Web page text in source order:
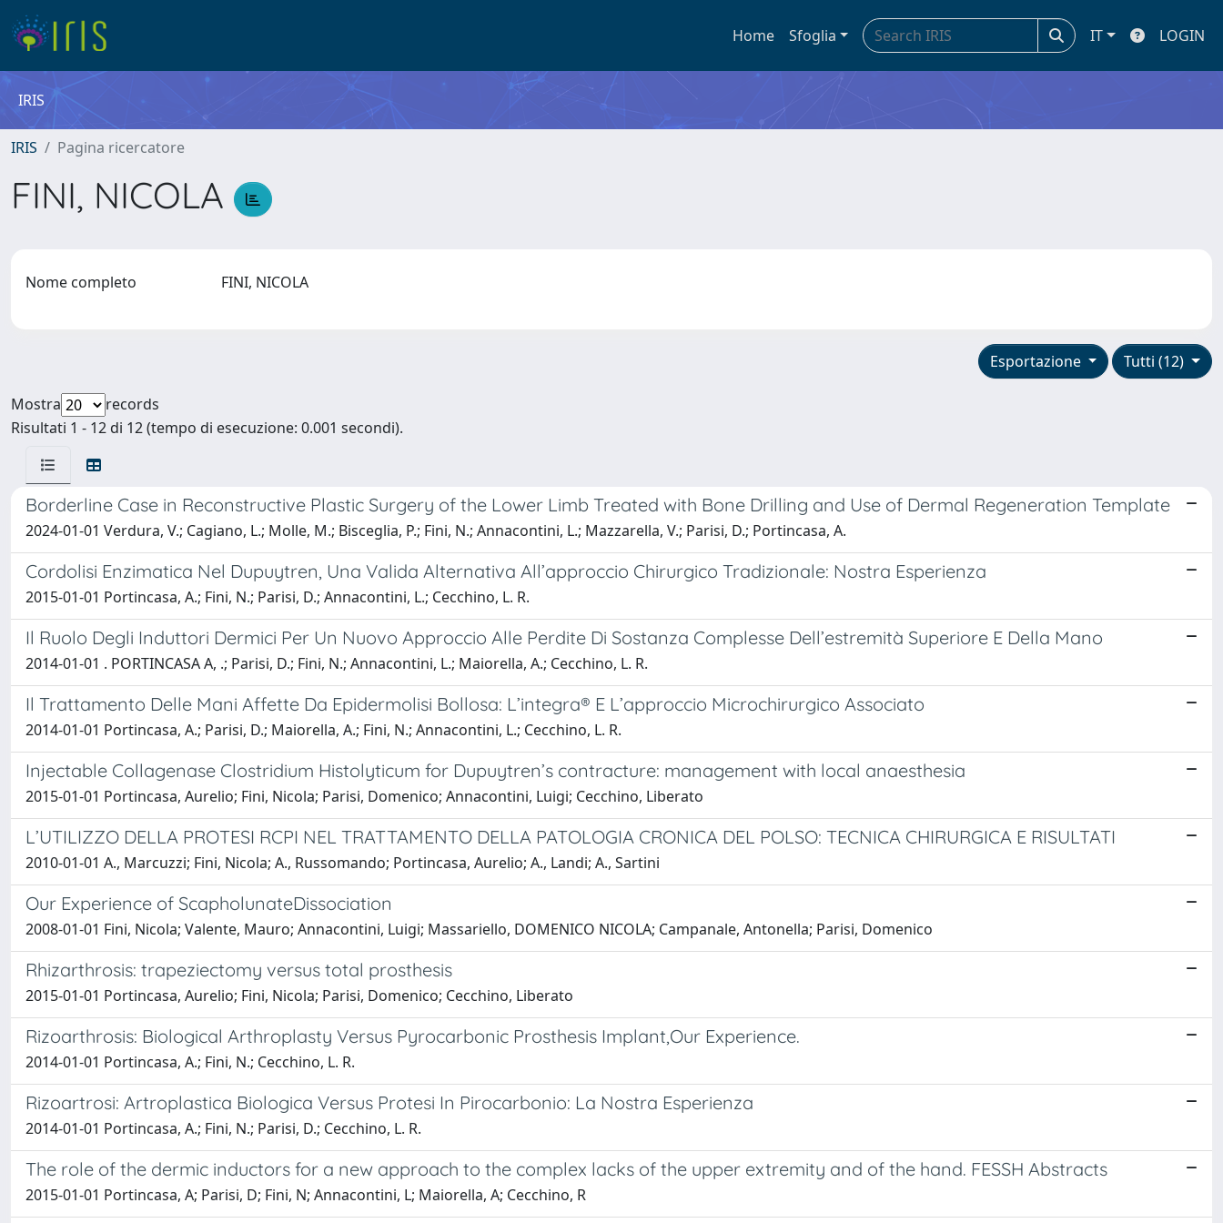
Home Sfoglia IT LOGIN
IRIS
IRIS Pagina ricercatore
FINI, NICOLA
Nome completo FINI, NICOLA
Tutti (12)
Esportazione
Mostra
records
Risultati 1 - 12 di 12 (tempo di esecuzione: 0.001 secondi).
Borderline Case in Reconstructive Plastic Surgery of the Lower Limb Treated with Bone Drilling and Use of Dermal Regeneration Template
2024-01-01 Verdura, V.; Cagiano, L.; Molle, M.; Bisceglia, P.; Fini, N.; Annacontini, L.; Mazzarella, V.; Parisi, D.; Portincasa, A.
Cordolisi Enzimatica Nel Dupuytren, Una Valida Alternativa All’approccio Chirurgico Tradizionale: Nostra Esperienza
2015-01-01 Portincasa, A.; Fini, N.; Parisi, D.; Annacontini, L.; Cecchino, L. R.
Il Ruolo Degli Induttori Dermici Per Un Nuovo Approccio Alle Perdite Di Sostanza Complesse Dell’estremità Superiore E Della Mano
2014-01-01 . PORTINCASA A, .; Parisi, D.; Fini, N.; Annacontini, L.; Maiorella, A.; Cecchino, L. R.
Il Trattamento Delle Mani Affette Da Epidermolisi Bollosa: L’integra® E L’approccio Microchirurgico Associato
2014-01-01 Portincasa, A.; Parisi, D.; Maiorella, A.; Fini, N.; Annacontini, L.; Cecchino, L. R.
Injectable Collagenase Clostridium Histolyticum for Dupuytren’s contracture: management with local anaesthesia
2015-01-01 Portincasa, Aurelio; Fini, Nicola; Parisi, Domenico; Annacontini, Luigi; Cecchino, Liberato
L’UTILIZZO DELLA PROTESI RCPI NEL TRATTAMENTO DELLA PATOLOGIA CRONICA DEL POLSO: TECNICA CHIRURGICA E RISULTATI
2010-01-01 A., Marcuzzi; Fini, Nicola; A., Russomando; Portincasa, Aurelio; A., Landi; A., Sartini
Our Experience of ScapholunateDissociation
2008-01-01 Fini, Nicola; Valente, Mauro; Annacontini, Luigi; Massariello, DOMENICO NICOLA; Campanale, Antonella; Parisi, Domenico
Rhizarthrosis: trapeziectomy versus total prosthesis
2015-01-01 Portincasa, Aurelio; Fini, Nicola; Parisi, Domenico; Cecchino, Liberato
Rizoarthrosis: Biological Arthroplasty Versus Pyrocarbonic Prosthesis Implant,Our Experience.
2014-01-01 Portincasa, A.; Fini, N.; Cecchino, L. R.
Rizoartrosi: Artroplastica Biologica Versus Protesi In Pirocarbonio: La Nostra Esperienza
2014-01-01 Portincasa, A.; Fini, N.; Parisi, D.; Cecchino, L. R.
The role of the dermic inductors for a new approach to the complex lacks of the upper extremity and of the hand. FESSH Abstracts
2015-01-01 Portincasa, A; Parisi, D; Fini, N; Annacontini, L; Maiorella, A; Cecchino, R